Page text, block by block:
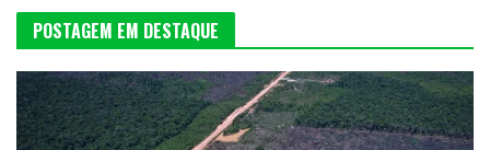
POSTAGEM EM DESTAQUE